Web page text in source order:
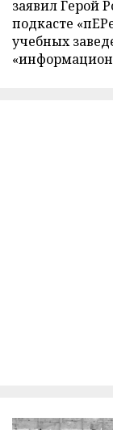
заявил Герой
подкасте
учебных